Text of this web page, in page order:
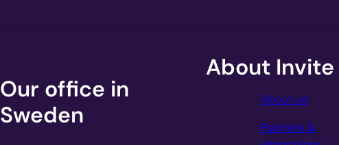
Our office in
Sweden
About Invite
About us
Partners &